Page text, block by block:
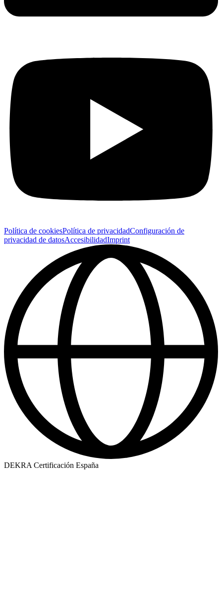
Política de cookiesPolítica de privacidadConfiguración de
privacidad de datosAccesibilidadImprint
DEKRA Certificación España